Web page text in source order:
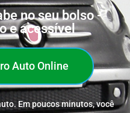
no seu bolso -
e acessível
Auto Online
Em poucos minutos, você